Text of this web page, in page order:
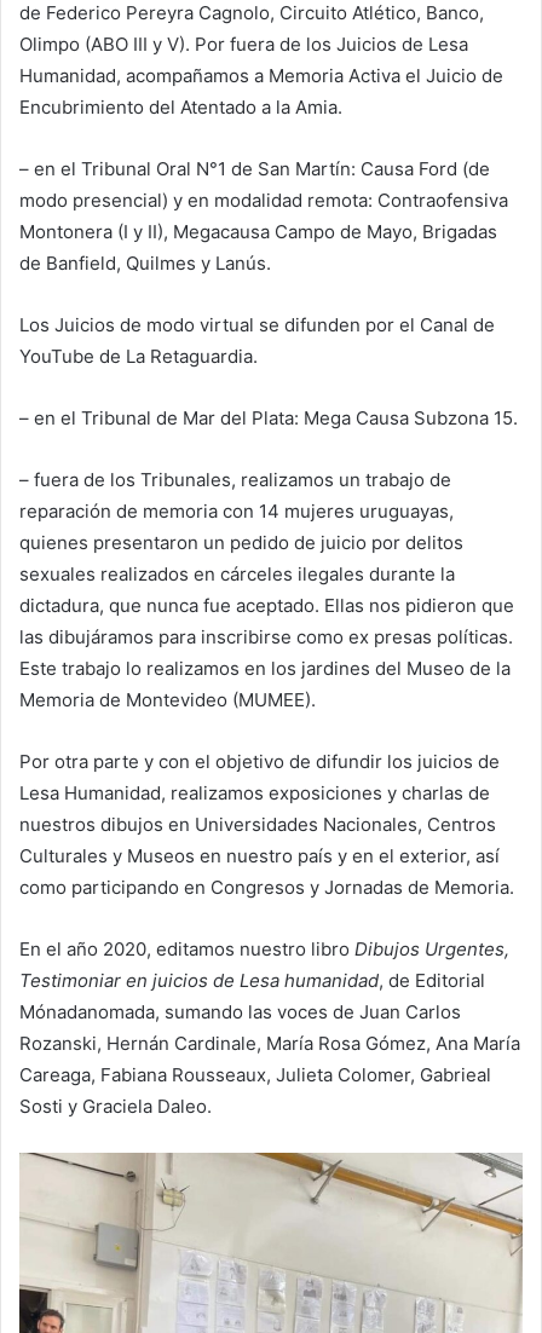
de Federico Pereyra Cagnolo, Circuito Atlético, Banco,
Olimpo (ABO III y V). Por fuera de los Juicios de Lesa
Humanidad, acompañamos a Memoria Activa el Juicio de
Encubrimiento del Atentado a la Amia.
– en el Tribunal Oral N°1 de San Martín: Causa Ford (de
modo presencial) y en modalidad remota: Contraofensiva
Montonera (I y II), Megacausa Campo de Mayo, Brigadas
de Banfield, Quilmes y Lanús.
Los Juicios de modo virtual se difunden por el Canal de
YouTube de La Retaguardia.
– en el Tribunal de Mar del Plata: Mega Causa Subzona 15.
– fuera de los Tribunales, realizamos un trabajo de
reparación de memoria con 14 mujeres uruguayas,
quienes presentaron un pedido de juicio por delitos
sexuales realizados en cárceles ilegales durante la
dictadura, que nunca fue aceptado. Ellas nos pidieron que
las dibujáramos para inscribirse como ex presas políticas.
Este trabajo lo realizamos en los jardines del Museo de la
Memoria de Montevideo (MUMEE).
Por otra parte y con el objetivo de difundir los juicios de
Lesa Humanidad, realizamos exposiciones y charlas de
nuestros dibujos en Universidades Nacionales, Centros
Culturales y Museos en nuestro país y en el exterior, así
como participando en Congresos y Jornadas de Memoria.
En el año 2020, editamos nuestro libro Dibujos Urgentes,
Testimoniar en juicios de Lesa humanidad, de Editorial
Mónadanomada, sumando las voces de Juan Carlos
Rozanski, Hernán Cardinale, María Rosa Gómez, Ana María
Careaga, Fabiana Rousseaux, Julieta Colomer, Gabrieal
Sosti y Graciela Daleo.